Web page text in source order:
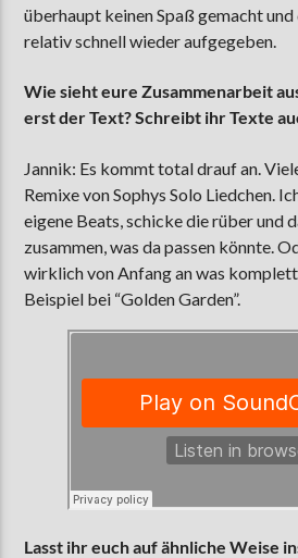
überhaupt keinen Spaß gemacht und
relativ schnell wieder aufgegeben.
Wie sieht eure Zusammenarbeit
erst der Text? Schreibt ihr Texte
Jannik: Es kommt total drauf an.
Remixe von Sophys Solo Liedchen.
eigene Beats, schicke die rüber und
zusammen, was da passen könnte.
wirklich von Anfang an was
Beispiel bei “Golden Garden”.
Lasst ihr euch auf ähnliche Weise